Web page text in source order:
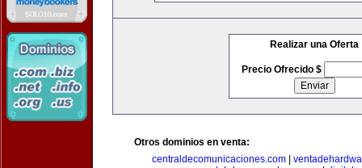
Realizar una Oferta
Precio Ofrecido $
Otros dominios en venta:
centraldecomunicaciones.com